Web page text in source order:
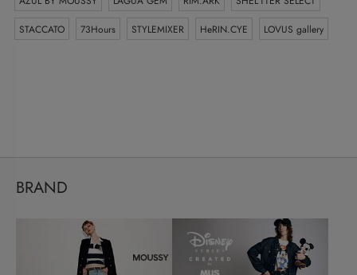
STACCATO
73Hours STYLEMIXER HeRIN.CYE LOVUS gallery
BRAND